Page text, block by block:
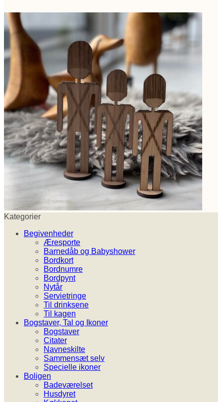
Kategorier
Begivenheder
Æresporte
Barnedåb og Babyshower
Bordkort
Bordnumre
Bordpynt
Nytår
Servietringe
Til drinksene
Til kagen
Bogstaver, Tal og Ikoner
Bogstaver
Citater
Navneskilte
Sammensæt selv
Specielle ikoner
Boligen
Badeværelset
Husdyret